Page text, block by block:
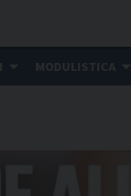
MODULISTICA